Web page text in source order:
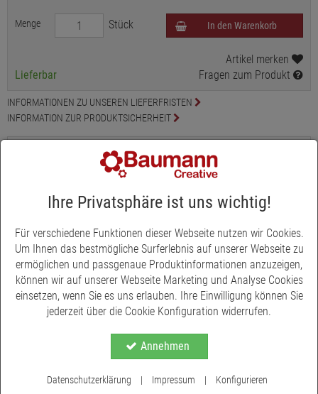
Menge Stück In den Warenkorb
Lieferbar
Artikel merken
Fragen zum Produkt
INFORMATIONEN ZU UNSEREN LIEFERFRISTEN
INFORMATION ZUR PRODUKTSICHERHEIT
Produktbeschreibung
Dieser Trocken-Steckschaum-Kegel ist in verschiedenen Größen
erhältlich. Er besteht aus einem speziell für die Anforderungen
von Trockengestecke entwickelten Polyurethanschaum. Das
richtige Verhältnis von Flexibilität und Sprödigkeit bietet bei
dieser Steckmasse einen optimalen Halt.
Ihre Privatsphäre ist uns wichtig!
Für verschiedene Funktionen dieser Webseite nutzen wir Cookies.
Um Ihnen das bestmögliche Surferlebnis auf unserer Webseite zu
ermöglichen und passgenaue Produktinformationen anzuzeigen,
können wir auf unserer Webseite Marketing und Analyse Cookies
einsetzen, wenn Sie es uns erlauben. Ihre Einwilligung können Sie
jederzeit über die Cookie Konfiguration widerrufen.
Annehmen
Datenschutzerklärung | Impressum | Konfigurieren